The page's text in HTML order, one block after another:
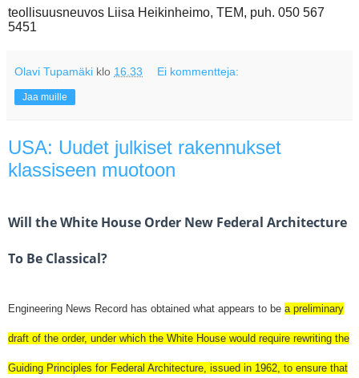
teollisuusneuvos Liisa Heikinheimo, TEM, puh. 050 567
5451
Olavi Tupamäki klo 16.33 Ei kommentteja:
Jaa muille
USA: Uudet julkiset rakennukset
klassiseen muotoon
Will the White House Order New Federal Architecture
To Be Classical?
Engineering News Record has obtained what appears to be a preliminary
draft of the order, under which the White House would require rewriting the
Guiding Principles for Federal Architecture, issued in 1962, to ensure that